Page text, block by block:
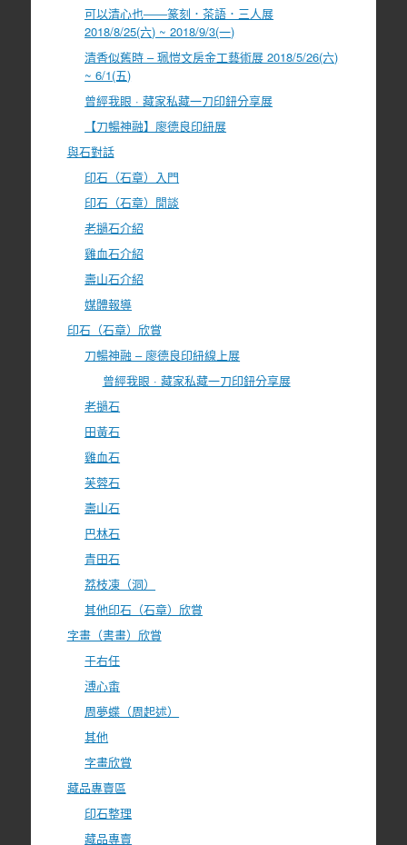
可以清心也――篆刻．茶語．三人展
2018/8/25(六) ~ 2018/9/3(一)
清香似舊時 – 珮愷文房金工藝術展 2018/5/26(六)
~ 6/1(五)
曾經我眼 · 藏家私藏一刀印鈕分享展
【刀暢神融】廖德良印紐展
與石對話
印石（石章）入門
印石（石章）閒談
老撾石介紹
雞血石介紹
壽山石介紹
媒體報導
印石（石章）欣賞
刀暢神融 – 廖德良印紐線上展
曾經我眼 · 藏家私藏一刀印鈕分享展
老撾石
田黃石
雞血石
芙蓉石
壽山石
巴林石
青田石
荔枝凍（洞）
其他印石（石章）欣賞
字畫（書畫）欣賞
于右任
溥心畬
周夢蝶（周起述）
其他
字畫欣賞
藏品專賣區
印石整理
藏品專賣